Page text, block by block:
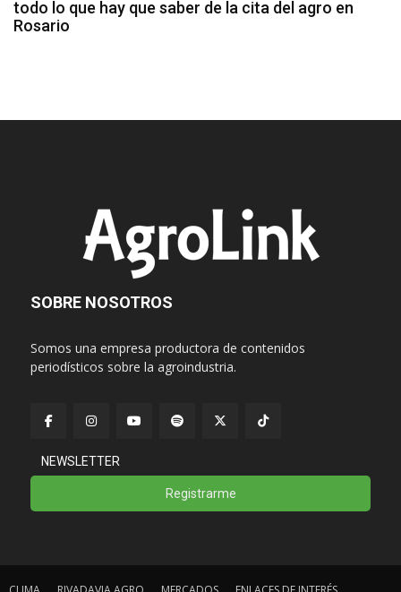
todo lo que hay que saber de la cita del agro en
Rosario
SOBRE NOSOTROS
Somos una empresa productora de contenidos
periodísticos sobre la agroindustria.
NEWSLETTER
Registrarme